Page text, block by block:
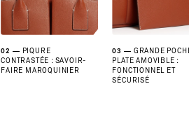
02
PIQURE
CONTRASTÉE : SAVOIR-
FAIRE MAROQUINIER
03
GRANDE
PLATE AMOVIBLE :
FONCTIONNEL ET
SÉCURISÉ